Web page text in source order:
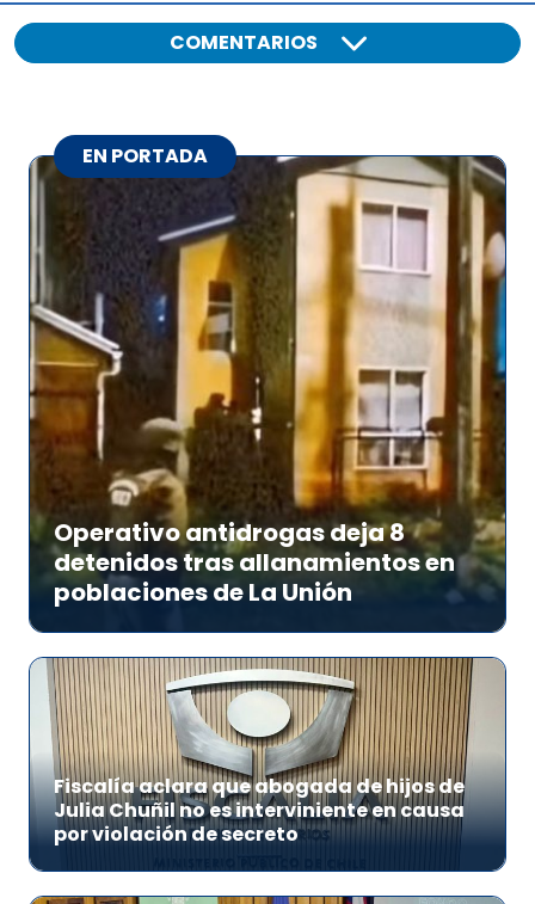
COMENTARIOS
EN PORTADA
Operativo antidrogas deja 8
detenidos tras allanamientos en
poblaciones de La Unión
Fiscalía aclara que abogada de hijos de
Julia Chuñil no es interviniente en causa
por violación de secreto